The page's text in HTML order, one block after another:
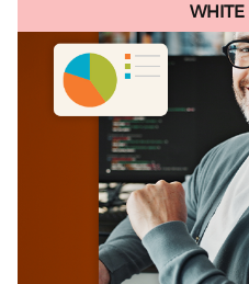
WHITE